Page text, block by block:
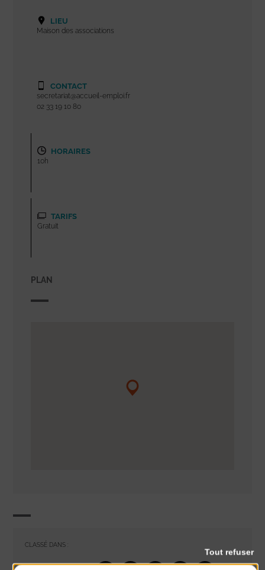
LIEU
Maison des associations
CONTACT
secretariat@accueil-emploi.fr
02 33 19 10 80
HORAIRES
10h
TARIFS
Gratuit
PLAN
CLASSÉ DANS :
Tout refuser